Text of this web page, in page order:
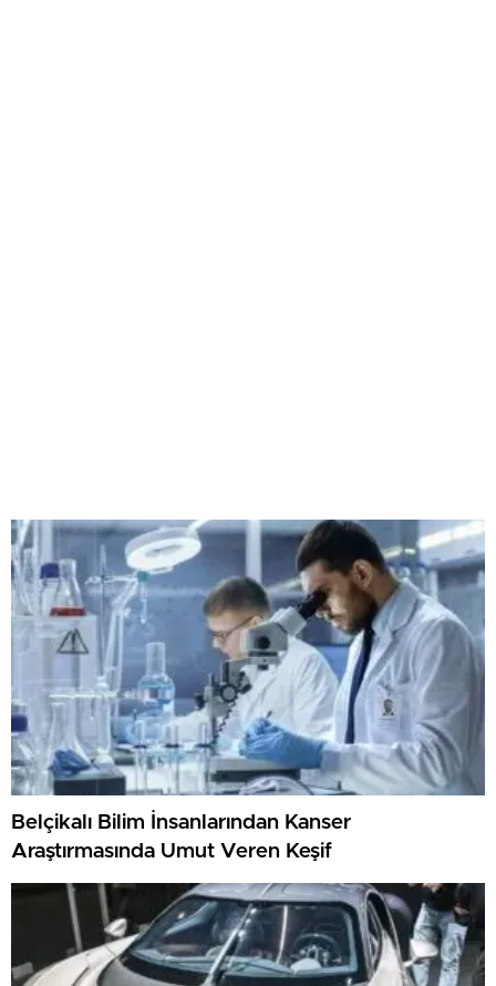
Belçikalı Bilim İnsanlarından Kanser
Araştırmasında Umut Veren Keşif